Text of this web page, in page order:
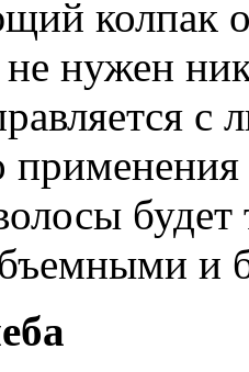
колпак
нужен
будет
и